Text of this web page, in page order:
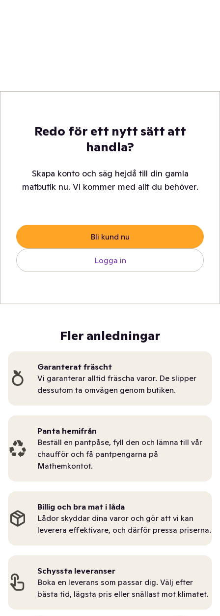
Redo för ett nytt sätt att
handla?
Skapa konto och säg hejdå till din gamla
matbutik nu. Vi kommer med allt du behöver.
Bli kund nu
Logga in
Fler anledningar
Garanterat fräscht
Vi garanterar alltid fräscha varor. De slipper
dessutom ta omvägen genom butiken.
Panta hemifrån
Beställ en pantpåse, fyll den och lämna till vår
chaufför och få pantpengarna på
Mathemkontot.
Billig och bra mat i låda
Lådor skyddar dina varor och gör att vi kan
leverera effektivare, och därför pressa priserna.
Schyssta leveranser
Boka en leverans som passar dig. Välj efter
bästa tid, lägsta pris eller snällast mot klimatet.